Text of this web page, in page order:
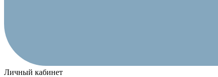
Личный кабинет